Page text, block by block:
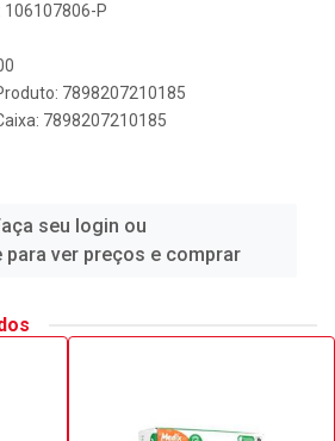
106107806-P
7898207210185
7898207210185
seu login ou
para ver preços e comprar